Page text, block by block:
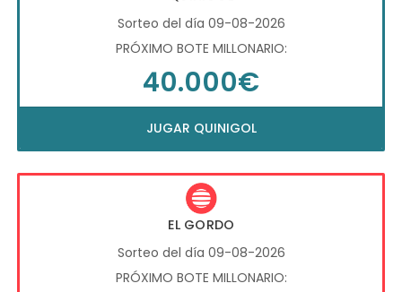
Sorteo del día 09-08-2026
PRÓXIMO BOTE MILLONARIO:
40.000€
JUGAR QUINIGOL
EL GORDO
Sorteo del día 09-08-2026
PRÓXIMO BOTE MILLONARIO: